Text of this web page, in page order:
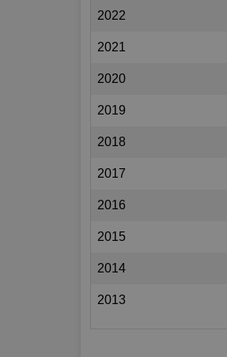
2022
2021
2020
2019
2018
2017
2016
2015
2014
2013